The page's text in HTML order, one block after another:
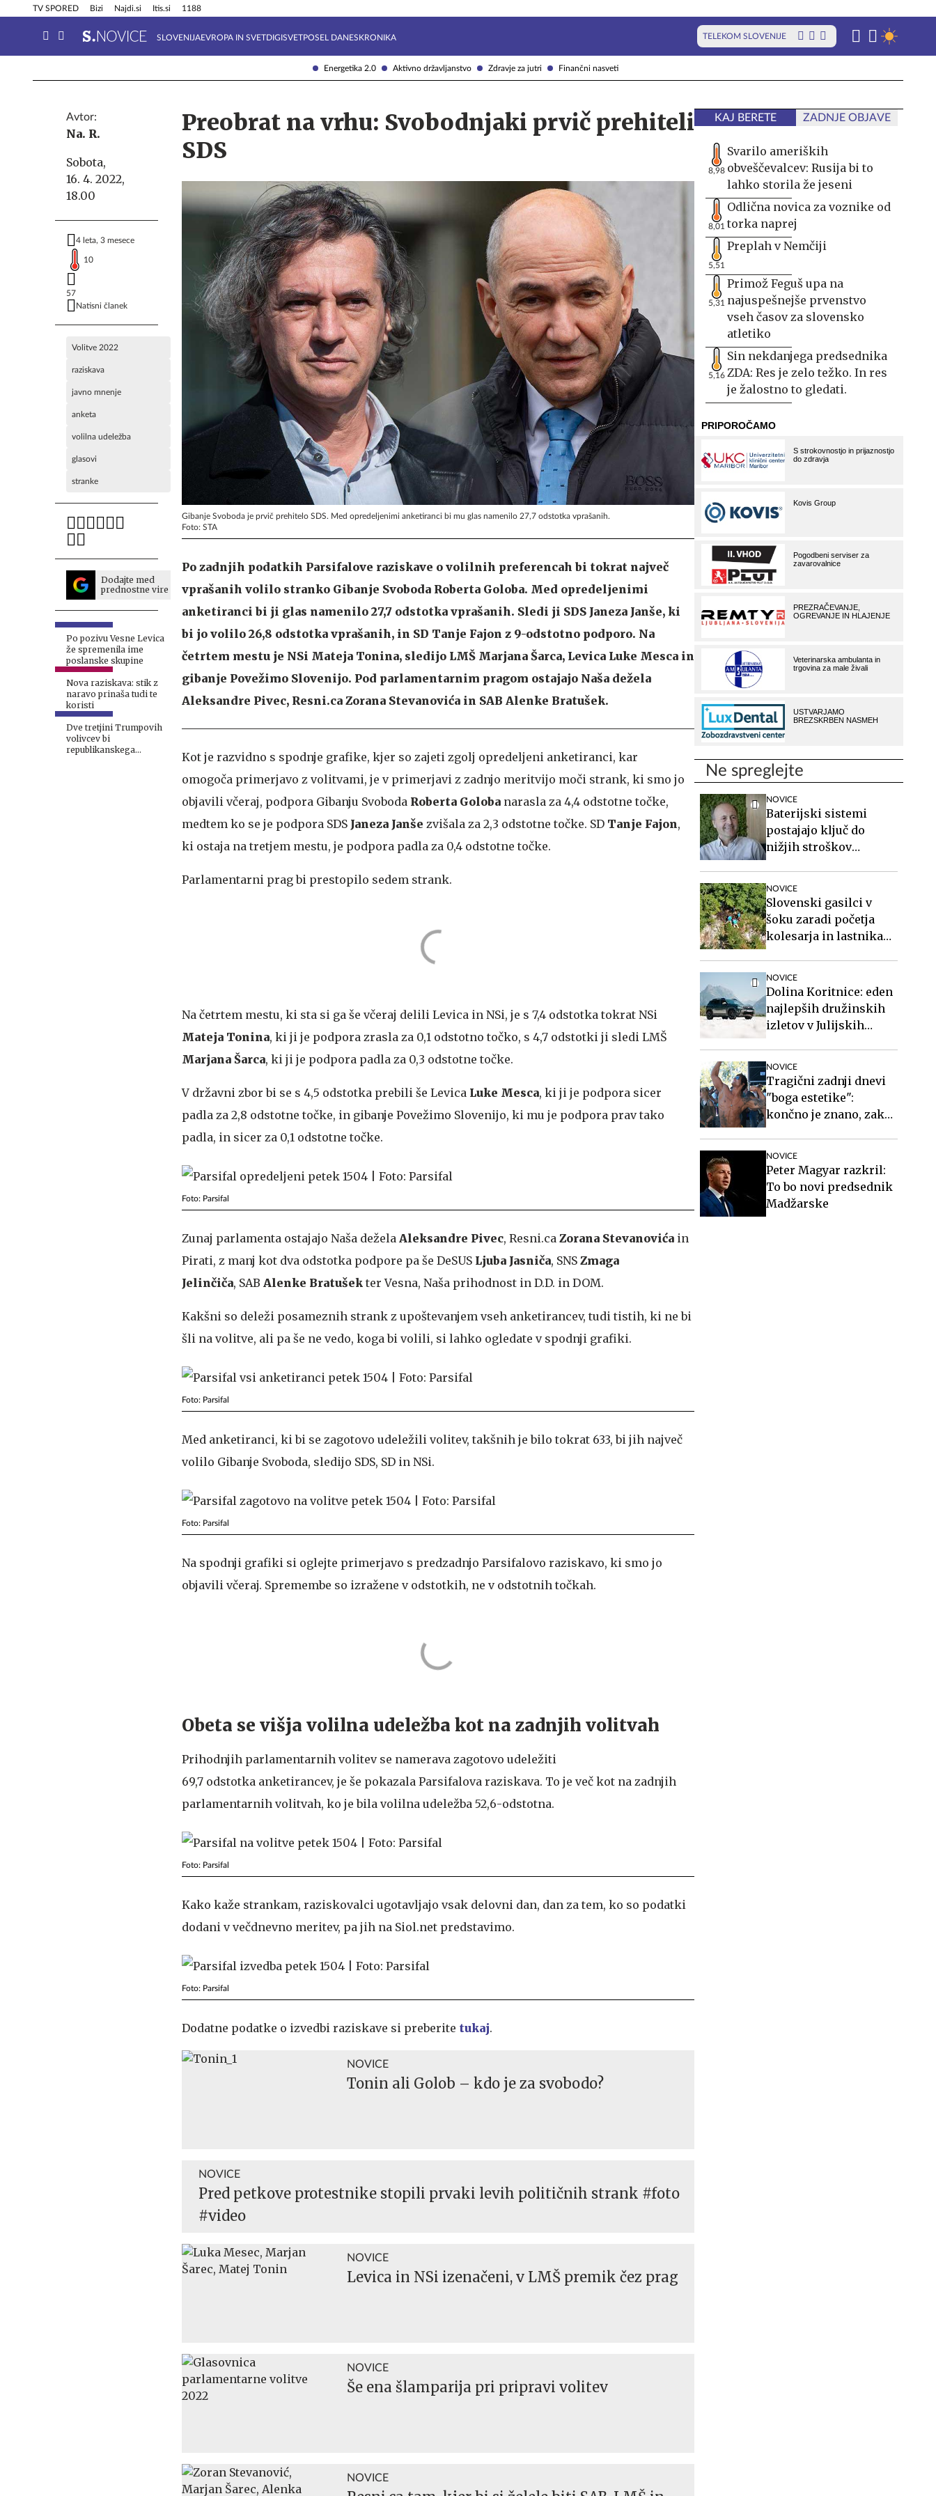
Energetika 2.0 Aktivno državljanstvo Zdravje za jutri Finančni nasveti
TV SPORED Bizi Najdi.si Itis.si 1188
SLOVENIJAEVROPA IN SVETDIGISVETPOSEL DANESKRONIKA TELEKOM SLOVENIJE
Info in obvestila Tehnik
Avtor:
Na. R.
Sobota,
16. 4. 2022,
18.00
4 leta, 3 mesece
10
57
Natisni članek
Volitve 2022
raziskava
javno mnenje
anketa
volilna udeležba
glasovi
stranke
Dodajte med
prednostne vire
Po pozivu Vesne Levica
že spremenila ime
poslanske skupine
Nova raziskava: stik z
naravo prinaša tudi te
koristi
Dve tretjini Trumpovih
volivcev bi
republikanskega
Preobrat na vrhu: Svobodnjaki prvič prehiteli
SDS
Gibanje Svoboda je prvič prehitelo SDS. Med opredeljenimi anketiranci bi mu glas namenilo 27,7 odstotka vprašanih.
Foto: STA
Po zadnjih podatkih Parsifalove raziskave o volilnih preferencah bi tokrat največ
vprašanih volilo stranko Gibanje Svoboda Roberta Goloba. Med opredeljenimi
anketiranci bi ji glas namenilo 27,7 odstotka vprašanih. Sledi ji SDS Janeza Janše, ki
bi jo volilo 26,8 odstotka vprašanih, in SD Tanje Fajon z 9-odstotno podporo. Na
četrtem mestu je NSi Mateja Tonina, sledijo LMŠ Marjana Šarca, Levica Luke Mesca in
gibanje Povežimo Slovenijo. Pod parlamentarnim pragom ostajajo Naša dežela
Aleksandre Pivec, Resni.ca Zorana Stevanovića in SAB Alenke Bratušek.
Kot je razvidno s spodnje grafike, kjer so zajeti zgolj opredeljeni anketiranci, kar
omogoča primerjavo z volitvami, je v primerjavi z zadnjo meritvijo moči strank, ki smo jo
objavili včeraj, podpora Gibanju Svoboda Roberta Goloba narasla za 4,4 odstotne točke,
medtem ko se je podpora SDS Janeza Janše zvišala za 2,3 odstotne točke. SD Tanje Fajon,
ki ostaja na tretjem mestu, je podpora padla za 0,4 odstotne točke.
Parlamentarni prag bi prestopilo sedem strank.
Na četrtem mestu, ki sta si ga še včeraj delili Levica in NSi, je s 7,4 odstotka tokrat NSi
Mateja Tonina, ki ji je podpora zrasla za 0,1 odstotno točko, s 4,7 odstotki ji sledi LMŠ
Marjana Šarca, ki ji je podpora padla za 0,3 odstotne točke.
V državni zbor bi se s 4,5 odstotka prebili še Levica Luke Mesca, ki ji je podpora sicer
padla za 2,8 odstotne točke, in gibanje Povežimo Slovenijo, ki mu je podpora prav tako
padla, in sicer za 0,1 odstotne točke.
Foto: Parsifal
Zunaj parlamenta ostajajo Naša dežela Aleksandre Pivec, Resni.ca Zorana Stevanovića in
Pirati, z manj kot dva odstotka podpore pa še DeSUS Ljuba Jasniča, SNS Zmaga
Jelinčiča, SAB Alenke Bratušek ter Vesna, Naša prihodnost in D.D. in DOM.
Kakšni so deleži posameznih strank z upoštevanjem vseh anketirancev, tudi tistih, ki ne bi
šli na volitve, ali pa še ne vedo, koga bi volili, si lahko ogledate v spodnji grafiki.
Foto: Parsifal
Med anketiranci, ki bi se zagotovo udeležili volitev, takšnih je bilo tokrat 633, bi jih največ
volilo Gibanje Svoboda, sledijo SDS, SD in NSi.
Foto: Parsifal
Na spodnji grafiki si oglejte primerjavo s predzadnjo Parsifalovo raziskavo, ki smo jo
objavili včeraj. Spremembe so izražene v odstotkih, ne v odstotnih točkah.
Obeta se višja volilna udeležba kot na zadnjih volitvah
Prihodnjih parlamentarnih volitev se namerava zagotovo udeležiti
69,7 odstotka anketirancev, je še pokazala Parsifalova raziskava. To je več kot na zadnjih
parlamentarnih volitvah, ko je bila volilna udeležba 52,6-odstotna.
Foto: Parsifal
Kako kaže strankam, raziskovalci ugotavljajo vsak delovni dan, dan za tem, ko so podatki
dodani v večdnevno meritev, pa jih na Siol.net predstavimo.
Foto: Parsifal
Dodatne podatke o izvedbi raziskave si preberite tukaj.
NOVICE
Tonin ali Golob – kdo je za svobodo?
NOVICE
Pred petkove protestnike stopili prvaki levih političnih strank #foto
#video
NOVICE
Levica in NSi izenačeni, v LMŠ premik čez prag
NOVICE
Še ena šlamparija pri pripravi volitev
NOVICE
KAJ BERETE ZADNJE OBJAVE
8,98
Svarilo ameriških
obveščevalcev: Rusija bi to
lahko storila že jeseni
8,01
Odlična novica za voznike od
torka naprej
5,51
Preplah v Nemčiji
5,31
Primož Feguš upa na
najuspešnejše prvenstvo
vseh časov za slovensko
atletiko
5,16
Sin nekdanjega predsednika
ZDA: Res je zelo težko. In res
je žalostno to gledati.
Ne spreglejte
NOVICE
Baterijski sistemi
postajajo ključ do
nižjih stroškov
NOVICE
Slovenski gasilci v
šoku zaradi početja
kolesarja in lastnika
NOVICE
Dolina Koritnice: eden
najlepših družinskih
izletov v Julijskih
NOVICE
Tragični zadnji dnevi
"boga estetike":
končno je znano, zakaj
NOVICE
Peter Magyar razkril:
To bo novi predsednik
Madžarske